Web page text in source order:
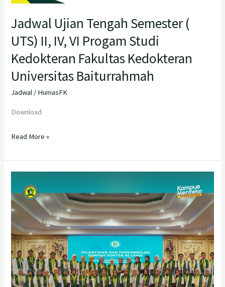
Jadwal Ujian Tengah Semester (
UTS) II, IV, VI Progam Studi
Kedokteran Fakultas Kedokteran
Universitas Baiturrahmah
Jadwal / HumasFK
Download
Read More »
Sumpah
Dokter
85
FK
Baiturrahmah,
89